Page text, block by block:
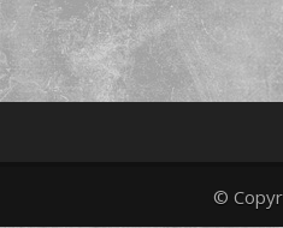
©